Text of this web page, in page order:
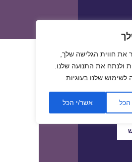
את חווית הגלישה שלך,
ולנתח את התנועה שלנו.
שלנו בעוגיות.
הכל אשר/י הכל